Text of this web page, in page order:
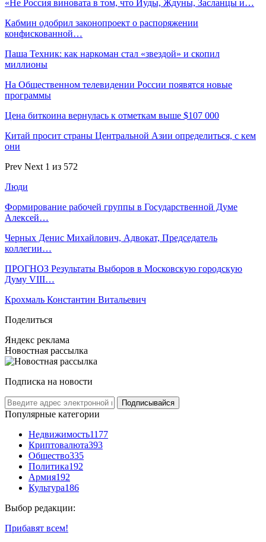
«Не Россия виновата в том, что Иуды, Ждуны, Засланцы и…
Кабмин одобрил законопроект о распоряжении
конфискованной…
Паша Техник: как наркоман стал «звездой» и скопил
миллионы
На Общественном телевидении России появятся новые
программы
Цена биткоина вернулась к отметкам выше $107 000
Китай просит страны Центральной Азии определиться, с кем
они
Prev Next 1 из 572
Люди
Формирование рабочей группы в Государственной Думе
Алексей…
Черных Денис Михайлович, Адвокат, Председатель
коллегии…
ПРОГНОЗ Результаты Выборов в Московскую городскую
Думу VIII…
Крохмаль Константин Витальевич
Поделиться
Яндекс реклама
Новостная рассылка
Подписка на новости
Подписывайся
Популярные категории
Недвижимость1177
Криптовалюта393
Общество335
Политика192
Армия192
Культура186
Выбор редакции:
Прибавят всем!